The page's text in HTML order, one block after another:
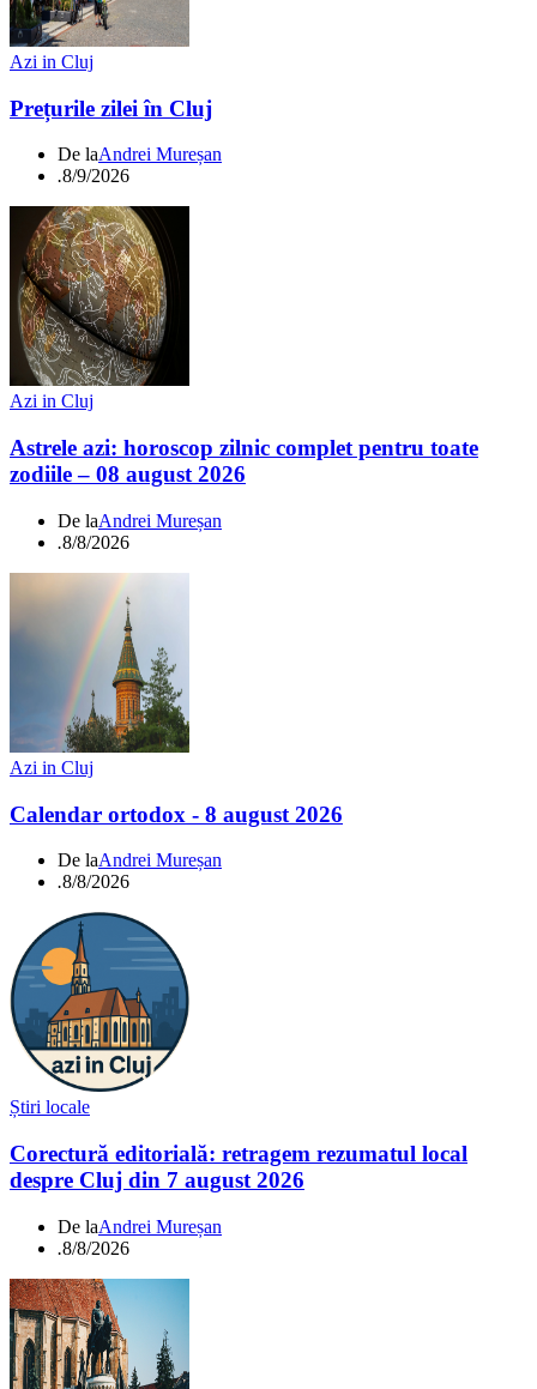
Azi in Cluj
Prețurile zilei în Cluj
De laAndrei Mureșan
.8/9/2026
Azi in Cluj
Astrele azi: horoscop zilnic complet pentru toate
zodiile – 08 august 2026
De laAndrei Mureșan
.8/8/2026
Azi in Cluj
Calendar ortodox - 8 august 2026
De laAndrei Mureșan
.8/8/2026
Știri locale
Corectură editorială: retragem rezumatul local
despre Cluj din 7 august 2026
De laAndrei Mureșan
.8/8/2026